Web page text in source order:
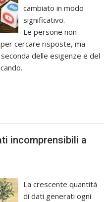
cambiato in modo
significativo.
Le persone non
cercare risposte, ma
delle esigenze e del
incomprensibili a
La crescente quantità
di dati generati ogni